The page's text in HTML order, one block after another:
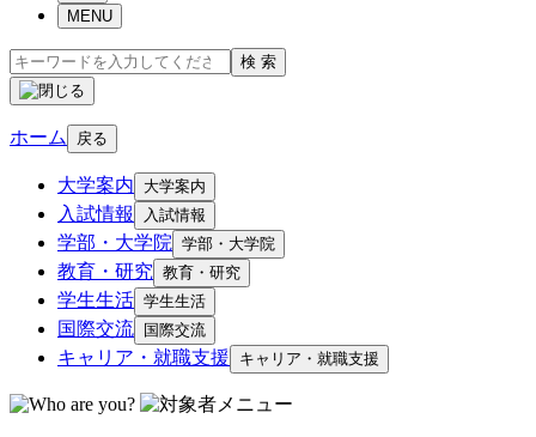
MENU
検 索
ホーム 戻る
大学案内 大学案内
入試情報 入試情報
学部・大学院 学部・大学院
教育・研究 教育・研究
学生生活 学生生活
国際交流 国際交流
キャリア・就職支援 キャリア・就職支援